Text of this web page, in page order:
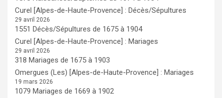
Curel [Alpes-de-Haute-Provence] : Décès/Sépultures
29 avril 2026
1551 Décès/Sépultures de 1675 à 1904
Curel [Alpes-de-Haute-Provence] : Mariages
29 avril 2026
318 Mariages de 1675 à 1903
Omergues (Les) [Alpes-de-Haute-Provence] : Mariages
19 mars 2026
1079 Mariages de 1669 à 1902